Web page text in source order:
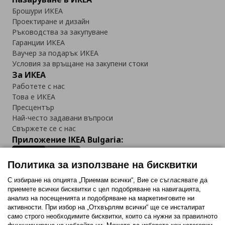
Брошури ИКЕА
Проектиране и дизайн
Ръководства за закупуване
Гаранции ИКЕА
Ваучер за подарък ИКЕА
Условия за връщане на закупени стоки
За ИКЕА
Работете с нас
Това е ИКЕА
Пресцентър
Най-често задавани въпроси
Свържете се с нас
Приложение IKEA Bulgaria:
Последвайте ни:
FacebookTwitterYoutubePinterestInstagram
Политика за използване на бисквитки
С избиране на опцията „Приемам всички“, Вие се съгласявате да
приемете всички бисквитки с цел подобряване на навигацията,
анализ на посещенията и подобряване на маркетинговите ни
активности. При избор на „Отхвърлям всички“ ще се инсталират
само строго необходимитe бисквитки, които са нужни за правилното